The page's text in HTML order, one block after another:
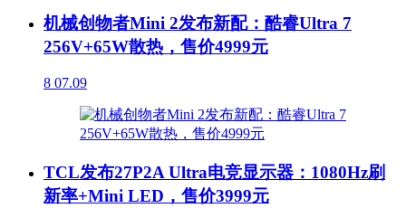
机械创物者Mini 2发布新配：酷睿Ultra 7
256V+65W散热，售价4999元
8 07.09
TCL发布27P2A Ultra电竞显示器：1080Hz刷
新率+Mini LED，售价3999元